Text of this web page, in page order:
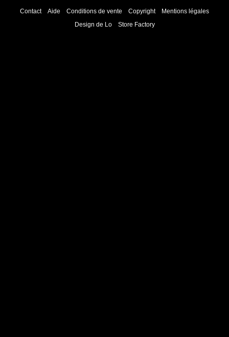
Contact Aide Conditions de vente Copyright
Mentions légales
Design de Lo
Store Factory